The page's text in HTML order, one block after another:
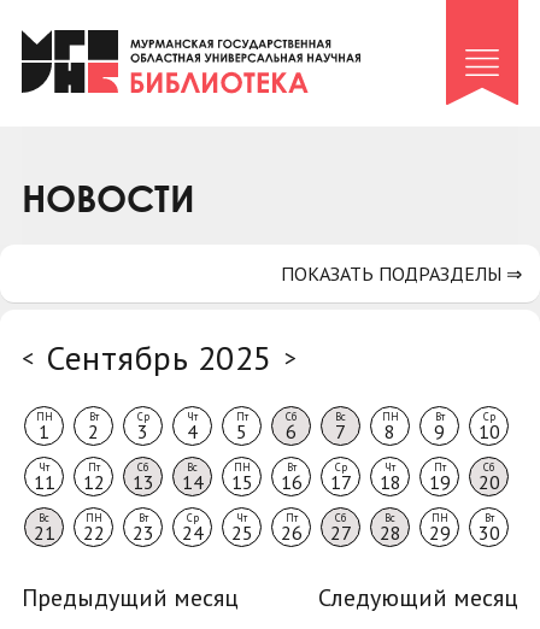
Клуб «Гиря и сельдерей»
Клуб «Семейный архив»
Коллегам
НОВОСТИ
< Сентябрь 2025 >
ПН
1
Вт
2
Ср
3
Чт
4
Пт
5
Сб
6
Вс
7
ПН
8
Вт
9
Ср
10
Чт
11
Пт
12
Сб
13
Вс
14
ПН
15
Вт
16
Ср
17
Чт
18
Пт
19
Сб
20
Вс
21
ПН
22
Вт
23
Ср
24
Чт
25
Пт
26
Сб
27
Вс
28
ПН
29
Вт
30
Предыдущий месяц Следующий месяц
ПОКАЗАТЬ ПОДРАЗДЕЛЫ ⇒